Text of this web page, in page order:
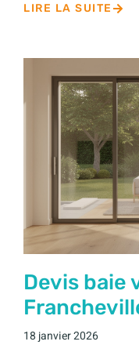
LIRE LA SUITE
Devis baie
18 janvier 2026